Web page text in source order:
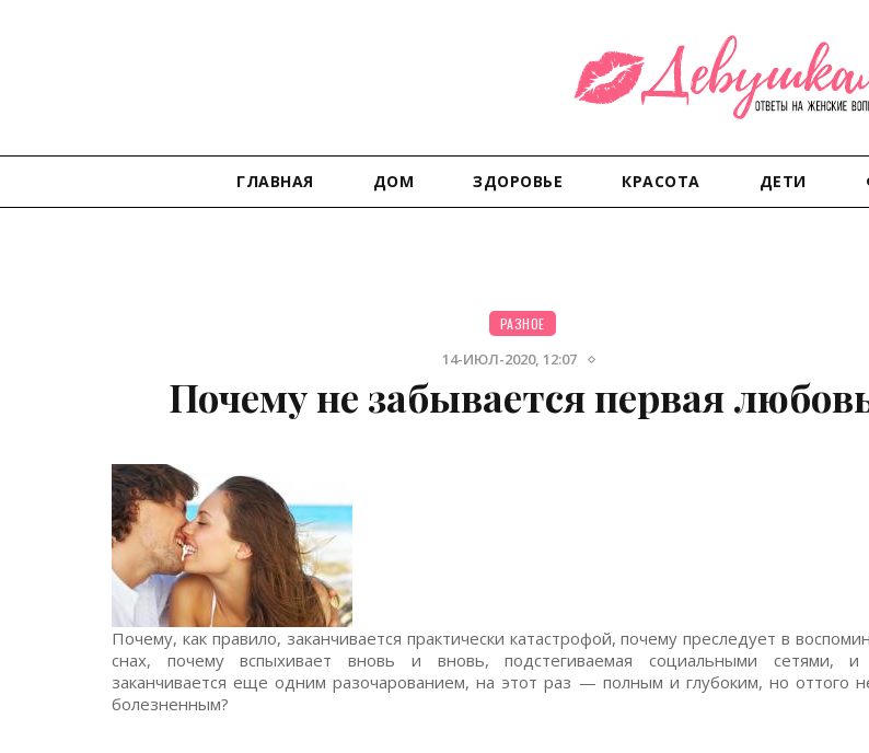
ГЛАВНАЯ ДОМ ЗДОРОВЬЕ КРАСОТА ДЕТИ
РАЗНОЕ
14-ИЮЛ-2020, 12:07
Почему не забывается первая
Почему, как правило, заканчивается практически катастрофой, почему преследует в
снах, почему вспыхивает вновь и вновь, подстегиваемая социальными сетями, и
заканчивается еще одним разочарованием, на этот раз — полным и глубоким, но оттого
болезненным?